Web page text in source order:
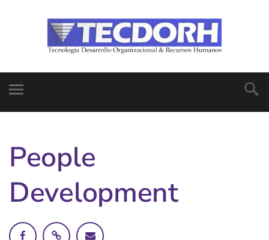
People
Development